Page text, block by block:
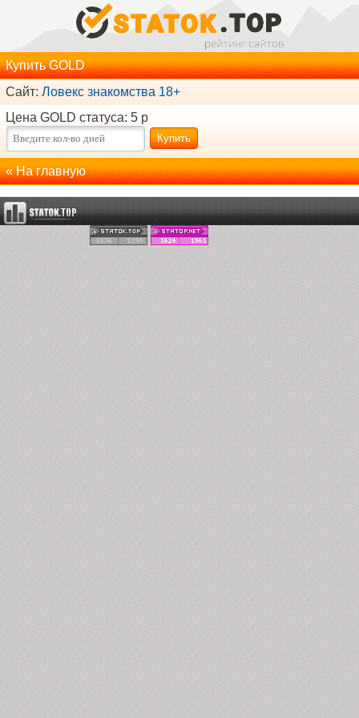
Купить GOLD
Сайт: Ловекс знакомства 18+
Цена GOLD статуса: 5 р
« На главную